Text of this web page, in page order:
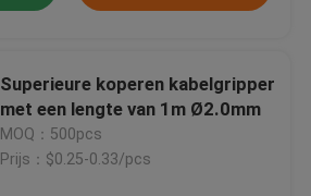
Superieure koperen kabelgripper
met een lengte van 1m Ø2.0mm
MOQ：500pcs
Prijs：$0.25-0.33/pcs